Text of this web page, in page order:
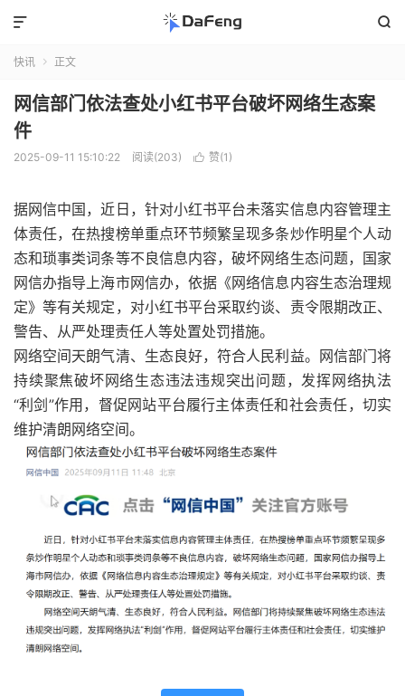


快讯  正文
网信部门依法查处小红书平台破坏网络生态案
件
2025-09-11 15:10:22 阅读(203)  赞(1 )
据网信中国，近日，针对小红书平台未落实信息内容管理主
体责任，在热搜榜单重点环节频繁呈现多条炒作明星个人动
态和琐事类词条等不良信息内容，破坏网络生态问题，国家
网信办指导上海市网信办，依据《网络信息内容生态治理规
定》等有关规定，对小红书平台采取约谈、责令限期改正、
警告、从严处理责任人等处置处罚措施。
网络空间天朗气清、生态良好，符合人民利益。网信部门将
持续聚焦破坏网络生态违法违规突出问题，发挥网络执法
“利剑”作用，督促网站平台履行主体责任和社会责任，切实
维护清朗网络空间。